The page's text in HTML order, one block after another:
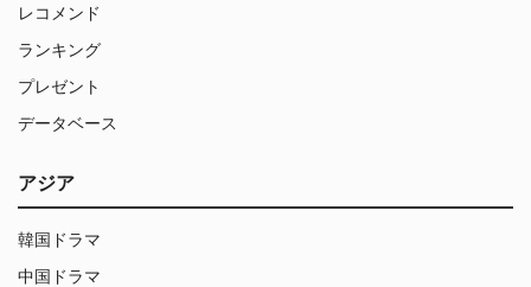
レコメンド
ランキング
プレゼント
データベース
アジア
韓国ドラマ
中国ドラマ